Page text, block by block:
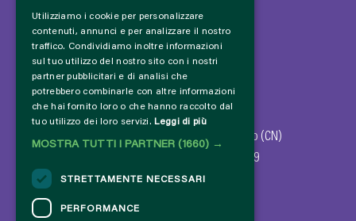
© 2024 - Comune di Dronero
Via Giovanni Giolitti, 47 - 12025 Dronero (CN)
Codice fiscale - P. IVA: 00183100049
Utilizziamo i cookie per personalizzare
contenuti, annunci e per analizzare il nostro
traffico. Condividiamo inoltre informazioni
sul tuo utilizzo del nostro sito con i nostri
partner pubblicitari e di analisi che
potrebbero combinarle con altre informazioni
che hai fornito loro o che hanno raccolto dal
tuo utilizzo dei loro servizi. Leggi di più
MOSTRA TUTTI I PARTNER (1660) →
STRETTAMENTE NECESSARI
PERFORMANCE